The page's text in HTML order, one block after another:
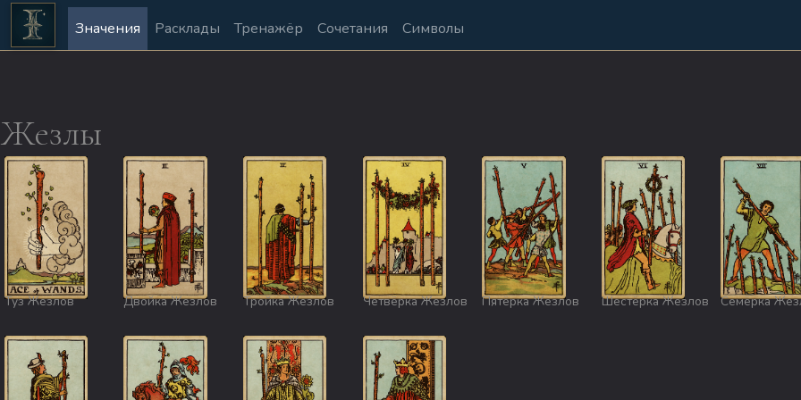
Значения Расклады Тренажёр Сочетания Символы
Жезлы
Туз Жезлов Двойка Жезлов Тройка Жезлов Четвёрка Жезлов Пятёрка Жезлов Шестёрка Жезлов Семёрка